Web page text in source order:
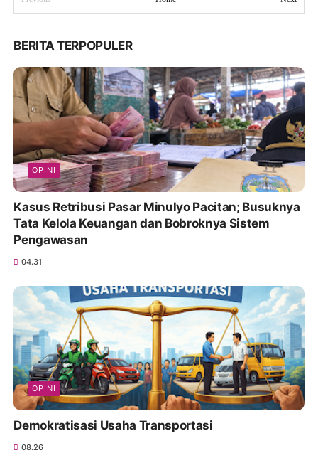
BERITA TERPOPULER
OPINI
Kasus Retribusi Pasar Minulyo Pacitan; Busuknya
Tata Kelola Keuangan dan Bobroknya Sistem
Pengawasan
04.31
OPINI
Demokratisasi Usaha Transportasi
08.26